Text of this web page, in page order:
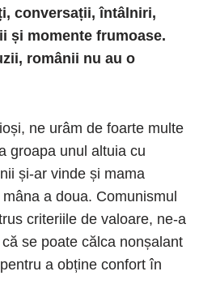
conversații, întâlniri,
și momente frumoase.
românii nu au o
ne urâm de foarte multe
groapa unul altuia cu
și-ar vinde și mama
a doua. Comunismul
criteriile de valoare, ne-a
se poate călca nonșalant
a obține confort în